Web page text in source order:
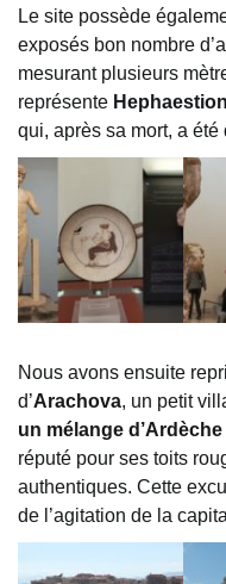
Le site possède
exposés bon nombre
mesurant plusieurs
représente Hephaestion
qui, après sa mort, a été
Nous avons ensuite
d’Arachova, un petit
un mélange
réputé pour ses toits
authentiques. Cette
de l’agitation de la